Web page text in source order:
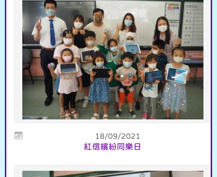
18/09/2021
紅信繽紛同樂日